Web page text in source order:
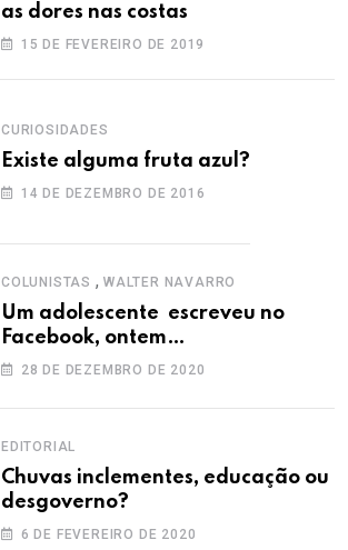
as dores nas costas
15 DE FEVEREIRO DE 2019
CURIOSIDADES
Existe alguma fruta azul?
14 DE DEZEMBRO DE 2016
COLUNISTAS , WALTER NAVARRO
Um adolescente escreveu no
Facebook, ontem…
28 DE DEZEMBRO DE 2020
EDITORIAL
Chuvas inclementes, educação ou
desgoverno?
6 DE FEVEREIRO DE 2020